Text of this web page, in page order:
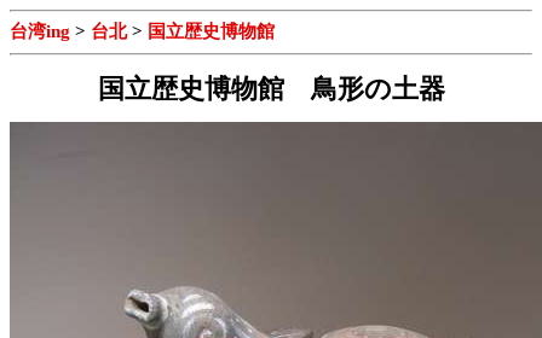
台湾ing > 台北> 国立歴史博物館
国立歴史博物館 鳥形の土器